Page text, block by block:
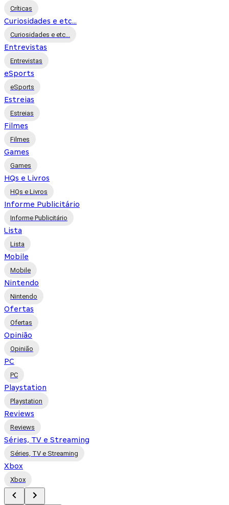
Críticas
Curiosidades e etc...
Curiosidades e etc...
Entrevistas
Entrevistas
eSports
eSports
Estreias
Estreias
Filmes
Filmes
Games
Games
HQs e Livros
HQs e Livros
Informe Publicitário
Informe Publicitário
Lista
Lista
Mobile
Mobile
Nintendo
Nintendo
Ofertas
Ofertas
Opinião
Opinião
PC
PC
Playstation
Playstation
Reviews
Reviews
Séries, TV e Streaming
Séries, TV e Streaming
Xbox
Xbox